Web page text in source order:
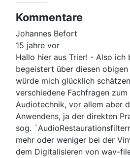
Kommentare
Johannes Befort
15 jahre vor
Hallo hier aus Trier! - Also ich
begeistert über diesen
würde mich glücklich
verschiedene Fachfragen
Audiotechnik, vor allem aber
Anwendens, ja der direkten
sog.
mehr oder weniger bei der
dem Digitalisieren von wav-